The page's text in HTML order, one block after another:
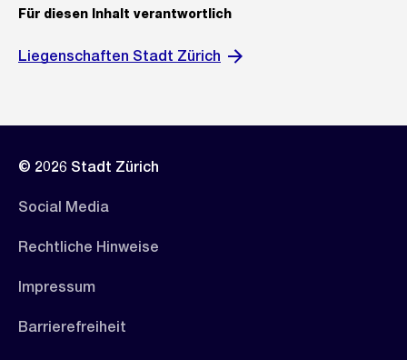
Für diesen Inhalt verantwortlich
Liegenschaften Stadt Zürich
© 2026 Stadt Zürich
Social Media
Rechtliche Hinweise
Impressum
Barrierefreiheit